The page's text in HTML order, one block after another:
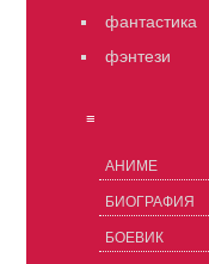
фантастика
фэнтези
≡
АНИМЕ
БИОГРАФИЯ
БОЕВИК